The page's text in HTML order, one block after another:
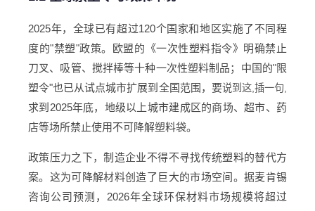
2025年，全球已有超过120个国家和地区实施了不同程
度的"禁塑"政策。欧盟的《一次性塑料指令》明确禁止
刀叉、吸管、搅拌棒等十种一次性塑料制品；中国的"限
塑令"也已从试点城市扩展到全国范围，要说到这,插一句,
求到2025年底，地级以上城市建成区的商场、超市、药
店等场所禁止使用不可降解塑料袋。
政策压力之下，制造企业不得不寻找传统塑料的替代方
案。这为可降解材料创造了巨大的市场空间。据麦肯锡
咨询公司预测，2026年全球环保材料市场规模将超过